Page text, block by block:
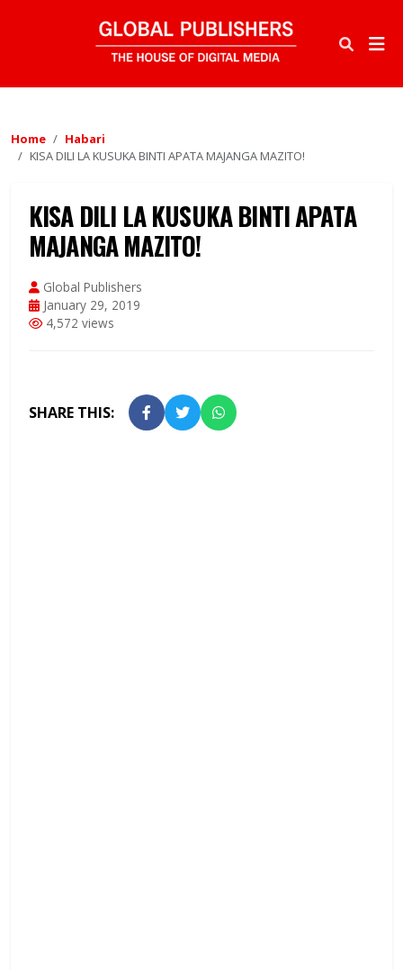
Home
Habari
KISA DILI LA KUSUKA BINTI APATA MAJANGA MAZITO!
KISA DILI LA KUSUKA BINTI APATA
MAJANGA MAZITO!
Global Publishers
January 29, 2019
4,572 views
SHARE THIS: